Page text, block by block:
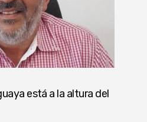
está a la altura del